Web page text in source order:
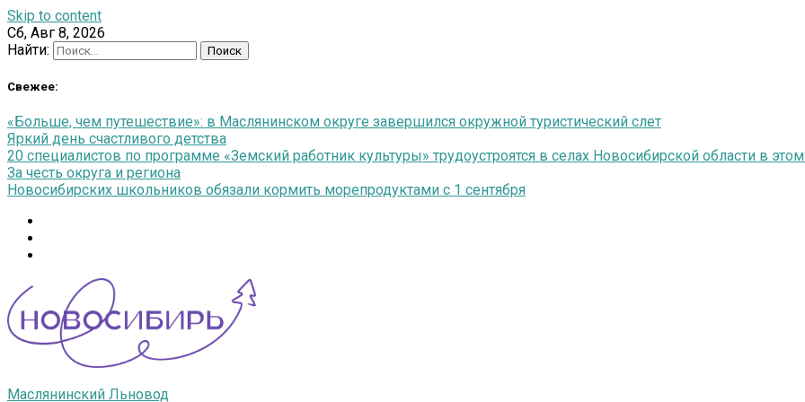
Skip to content
Сб, Авг 8, 2026
Найти:
Свежее:
«Больше, чем путешествие»: в Маслянинском округе завершился окружной туристический слет
Яркий день счастливого детства
20 специалистов по программе «Земский работник культуры» трудоустроятся в селах Новосибирской области в
За честь округа и региона
Новосибирских школьников обязали кормить морепродуктами с 1 сентября
Маслянинский Льновод